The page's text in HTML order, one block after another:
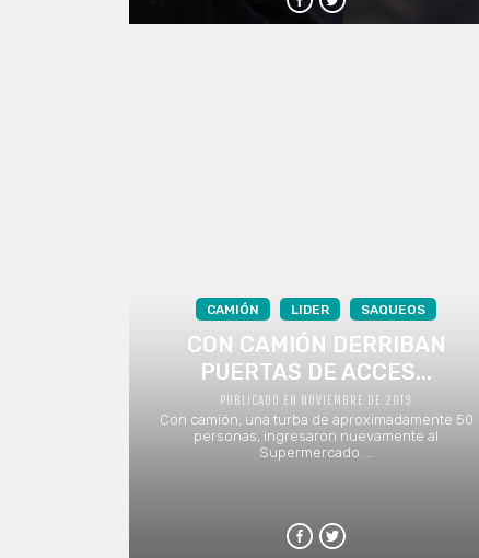
CAMIÓN LIDER SAQUEOS
CON CAMIÓN DERRIBAN
PUERTAS DE ACCES...
PUBLICADO EN NOVIEMBRE DE 2019
Con camión, una turba de aproximadamente 50
personas, ingresaron nuevamente al
Supermercado ...